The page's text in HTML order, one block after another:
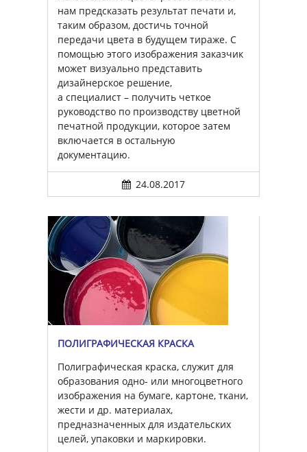
нам предсказать результат печати и,
таким образом, достичь точной
передачи цвета в будущем тираже. С
помощью этого изображения заказчик
может визуально представить
дизайнерское решение,
а специалист – получить четкое
руководство по производству цветной
печатной продукции, которое затем
включается в остальную
документацию.
24.08.2017
ПОЛИГРАФИЧЕСКАЯ КРАСКА
Полиграфическая краска, служит для
образования одно- или многоцветного
изображения на бумаге, картоне, ткани,
жести и др. материалах,
предназначенных для издательских
целей, упаковки и маркировки.